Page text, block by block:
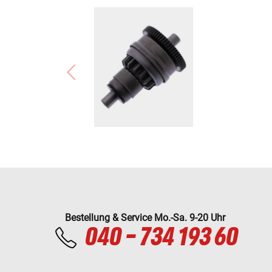
Aprilia SCARABEO 100 4T (SCAR4T100)
Piaggio SKIPPER 150 SKR/LXT (SKIP-150)
Aprilia SPORTCITY 125 (4-TAKTER) (SPORTC-125)
Aprilia SPORTCITY 200 (SPORTC-200)
Aprilia SR 125 (SR125/99)
Piaggio TPH 125 (TPH125)
Bestellung & Service Mo.-Sa. 9-20 Uhr
040 - 734 193 60